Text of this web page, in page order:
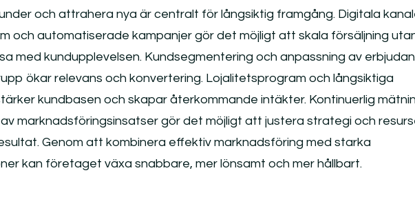
och attrahera nya är centralt för långsiktig framgång. Digitala
och automatiserade kampanjer gör det möjligt att skala försäljning
med kundupplevelsen. Kundsegmentering och anpassning av
ökar relevans och konvertering. Lojalitetsprogram och långsiktiga
kundbasen och skapar återkommande intäkter. Kontinuerlig
marknadsföringsinsatser gör det möjligt att justera strategi och
Genom att kombinera effektiv marknadsföring med starka
kan företaget växa snabbare, mer lönsamt och mer hållbart.